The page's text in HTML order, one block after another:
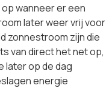
wanneer er een
later weer vrij voor
zonnestroom zijn die
van direct het net op,
later op de dag
energie